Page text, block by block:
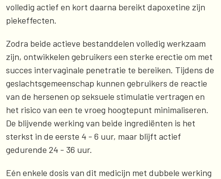
volledig actief en kort daarna bereikt dapoxetine zijn
piekeffecten.
Zodra beide actieve bestanddelen volledig werkzaam
zijn, ontwikkelen gebruikers een sterke erectie om met
succes intervaginale penetratie te bereiken. Tijdens de
geslachtsgemeenschap kunnen gebruikers de reactie
van de hersenen op seksuele stimulatie vertragen en
het risico van een te vroeg hoogtepunt minimaliseren.
De blijvende werking van beide ingrediënten is het
sterkst in de eerste 4 - 6 uur, maar blijft actief
gedurende 24 - 36 uur.
Eén enkele dosis van dit medicijn met dubbele werking